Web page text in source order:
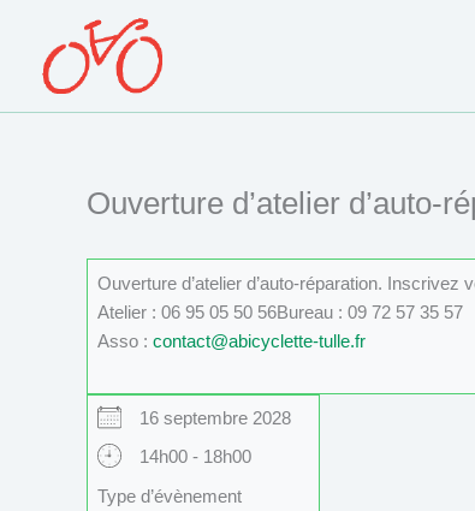
contenu
Ouverture d’atelier d’auto-
Ouverture d’atelier d’auto-réparation.
Atelier : 06 95 05 50 56Bureau : 09 72 57 35 57
Asso : contact@abicyclette-tulle.fr
16 septembre 2028
14h00 - 18h00
Type d’évènement